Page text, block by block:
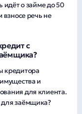
идёт о займе до 50
взносе речь не
с
кредитора
и
для клиента.
для заёмщика?